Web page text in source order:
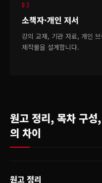
03
소책자·개인 저서
강의 교재, 기관 자료, 개인
제작물을 설계합니다.
원고 정리, 목차 구
의 차이
원고 정리